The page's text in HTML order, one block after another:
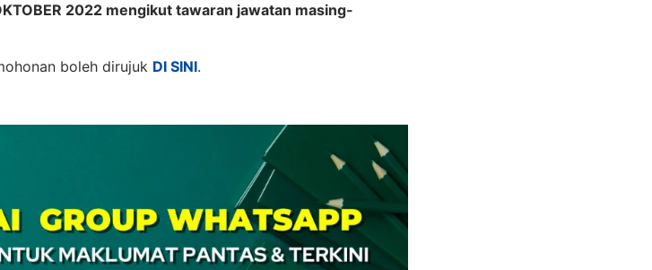
2022 mengikut tawaran jawatan masing-
boleh dirujuk DI SINI.